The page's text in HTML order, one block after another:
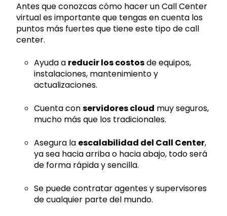
Antes que conozcas cómo hacer un Call Center
virtual es importante que tengas en cuenta los
puntos más fuertes que tiene este tipo de call
center.
Ayuda a reducir los costosde equipos,
instalaciones, mantenimiento y
actualizaciones.
Cuenta conservidores cloud muy seguros,
mucho más que los tradicionales.
Asegura la escalabilidad del Call Center,
ya sea hacia arriba o hacia abajo, todo será
de forma rápida y sencilla.
Se puede contratar agentes y supervisores
de cualquier parte del mundo.